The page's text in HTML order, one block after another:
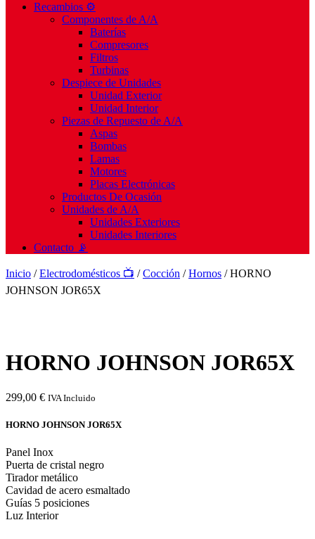
Recambios ⚙️
Componentes de A/A
Baterías
Compresores
Filtros
Turbinas
Despiece de Unidades
Unidad Exterior
Unidad Interior
Piezas de Repuesto de A/A
Aspas
Bombas
Lamas
Motores
Placas Electrónicas
Productos De Ocasión
Unidades de A/A
Unidades Exteriores
Unidades Interiores
Contacto 📡
Inicio /Electrodomésticos 📺 /Cocción /Hornos / HORNO
JOHNSON JOR65X
HORNO JOHNSON JOR65X
299,00 € IVA Incluido
HORNO JOHNSON JOR65X
Panel Inox
Puerta de cristal negro
Tirador metálico
Cavidad de acero esmaltado
Guías 5 posiciones
Luz Interior